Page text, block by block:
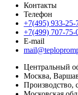
Контакты
Телефон
+7(495) 933-
+7(499) 707-75-
E-mail
Центральный
Москва,
Производство,